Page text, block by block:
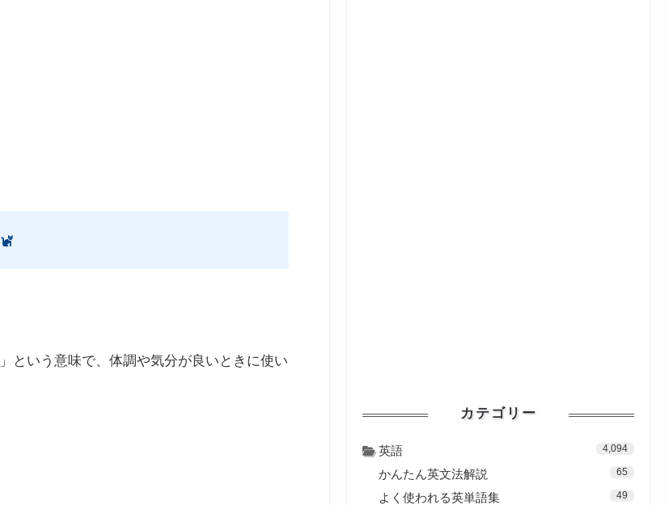
」という意味で、体調や気分が良いときに使い
カテゴリー
英語 4,094
かんたん英文法解説 65
よく使われる英単語集 49